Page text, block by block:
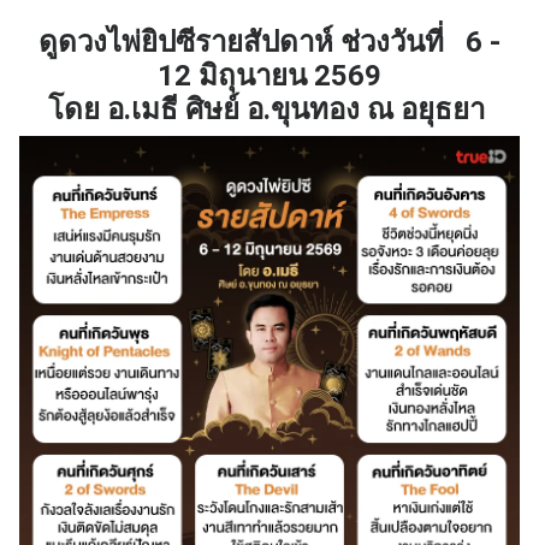
ดูดวงไพ่ยิปซีรายสัปดาห์ ช่วงวันที่ 6 -
12 มิถุนายน 2569
โดย อ.เมธี ศิษย์ อ.ขุนทอง ณ อยุธยา